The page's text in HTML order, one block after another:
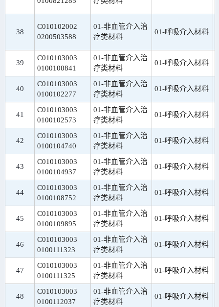
38
C010102002
0200503588
01-非血管介入治
疗类材料
01-呼吸介入材料
39
C010103003
0100100841
01-非血管介入治
疗类材料
01-呼吸介入材料
40
C010103003
0100102277
01-非血管介入治
疗类材料
01-呼吸介入材料
41
C010103003
0100102573
01-非血管介入治
疗类材料
01-呼吸介入材料
42
C010103003
0100104740
01-非血管介入治
疗类材料
01-呼吸介入材料
43
C010103003
0100104937
01-非血管介入治
疗类材料
01-呼吸介入材料
44
C010103003
0100108752
01-非血管介入治
疗类材料
01-呼吸介入材料
45
C010103003
0100109895
01-非血管介入治
疗类材料
01-呼吸介入材料
46
C010103003
0100111323
01-非血管介入治
疗类材料
01-呼吸介入材料
47
C010103003
0100111325
01-非血管介入治
疗类材料
01-呼吸介入材料
48
C010103003
0100112037
01-非血管介入治
疗类材料
01-呼吸介入材料